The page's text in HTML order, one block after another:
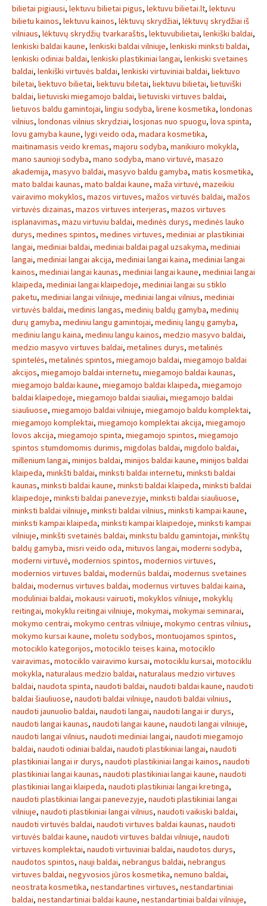
bilietai pigiausi, lektuvu bilietai pigus, lektuvu bilietai.lt, lektuvu
bilietu kainos, lektuvu kainos, lėktuvų skrydžiai, lėktuvų skrydžiai iš
vilniaus, lėktuvų skrydžių tvarkaraštis, lektuvubilietai, lenkiški baldai,
lenkiski baldai kaune, lenkiski baldai vilniuje, lenkiski minksti baldai,
lenkiski odiniai baldai, lenkiski plastikiniai langai, lenkiski svetaines
baldai, lenkiški virtuvės baldai, lenkiski virtuviniai baldai, liektuvo
biletai, liektuvo bilietai, liektuvu biletai, liektuvu bilietai, lietuviški
baldai, lietuviski miegamojo baldai, lietuviski virtuves baldai,
lietuvos baldu gamintojai, lingiu sodyba, lirene kosmetika, londonas
vilnius, londonas vilnius skrydziai, losjonas nuo spuogu, lova spinta,
lovu gamyba kaune, lygi veido oda, madara kosmetika,
maitinamasis veido kremas, majoru sodyba, manikiuro mokykla,
mano saunioji sodyba, mano sodyba, mano virtuvė, masazo
akademija, masyvo baldai, masyvo baldu gamyba, matis kosmetika,
mato baldai kaunas, mato baldai kaune, maža virtuvė, mazeikiu
vairavimo mokyklos, mazos virtuves, mažos virtuvės baldai, mažos
virtuvės dizainas, mazos virtuves interjeras, mazos virtuves
isplanavimas, mazu virtuviu baldai, medinės durys, medinės lauko
durys, medines spintos, medines virtuves, mediniai ar plastikiniai
langai, mediniai baldai, mediniai baldai pagal uzsakyma, mediniai
langai, mediniai langai akcija, mediniai langai kaina, mediniai langai
kainos, mediniai langai kaunas, mediniai langai kaune, mediniai langai
klaipeda, mediniai langai klaipedoje, mediniai langai su stiklo
paketu, mediniai langai vilniuje, mediniai langai vilnius, mediniai
virtuvės baldai, medinis langas, medinių baldų gamyba, medinių
durų gamyba, mediniu langu gamintojai, medinių langų gamyba,
mediniu langu kaina, mediniu langu kainos, medzio masyvo baldai,
medzio masyvo virtuves baldai, metalines durys, metalinės
spintelės, metalinės spintos, miegamojo baldai, miegamojo baldai
akcijos, miegamojo baldai internetu, miegamojo baldai kaunas,
miegamojo baldai kaune, miegamojo baldai klaipeda, miegamojo
baldai klaipedoje, miegamojo baldai siauliai, miegamojo baldai
siauliuose, miegamojo baldai vilniuje, miegamojo baldu komplektai,
miegamojo komplektai, miegamojo komplektai akcija, miegamojo
lovos akcija, miegamojo spinta, miegamojo spintos, miegamojo
spintos stumdomomis durimis, migdolas baldai, migdolo baldai,
millenium langai, minijos baldai, minijos baldai kaune, minijos baldai
klaipeda, minkšti baldai, minksti baldai internetu, minksti baldai
kaunas, minksti baldai kaune, minksti baldai klaipeda, minksti baldai
klaipedoje, minksti baldai panevezyje, minksti baldai siauliuose,
minksti baldai vilniuje, minksti baldai vilnius, minksti kampai kaune,
minksti kampai klaipeda, minksti kampai klaipedoje, minksti kampai
vilniuje, minkšti svetainės baldai, minkstu baldu gamintojai, minkštų
baldų gamyba, misri veido oda, mituvos langai, moderni sodyba,
moderni virtuvė, modernios spintos, modernios virtuves,
modernios virtuves baldai, modernūs baldai, modernus svetaines
baldai, modernus virtuves baldai, modernus virtuves baldai kaina,
moduliniai baldai, mokausi vairuoti, mokyklos vilniuje, mokyklų
reitingai, mokyklu reitingai vilniuje, mokymai, mokymai seminarai,
mokymo centrai, mokymo centras vilniuje, mokymo centras vilnius,
mokymo kursai kaune, moletu sodybos, montuojamos spintos,
motociklo kategorijos, motociklo teises kaina, motociklo
vairavimas, motociklo vairavimo kursai, motociklu kursai, motociklu
mokykla, naturalaus medzio baldai, naturalaus medzio virtuves
baldai, naudota spinta, naudoti baldai, naudoti baldai kaune, naudoti
baldai šiauliuose, naudoti baldai vilniuje, naudoti baldai vilnius,
naudoti jaunuolio baldai, naudoti langai, naudoti langai ir durys,
naudoti langai kaunas, naudoti langai kaune, naudoti langai vilniuje,
naudoti langai vilnius, naudoti mediniai langai, naudoti miegamojo
baldai, naudoti odiniai baldai, naudoti plastikiniai langai, naudoti
plastikiniai langai ir durys, naudoti plastikiniai langai kainos, naudoti
plastikiniai langai kaunas, naudoti plastikiniai langai kaune, naudoti
plastikiniai langai klaipeda, naudoti plastikiniai langai kretinga,
naudoti plastikiniai langai panevezyje, naudoti plastikiniai langai
vilniuje, naudoti plastikiniai langai vilnius, naudoti vaikiski baldai,
naudoti virtuvės baldai, naudoti virtuves baldai kaunas, naudoti
virtuvės baldai kaune, naudoti virtuves baldai vilniuje, naudoti
virtuves komplektai, naudoti virtuviniai baldai, naudotos durys,
naudotos spintos, nauji baldai, nebrangus baldai, nebrangus
virtuves baldai, negyvosios jūros kosmetika, nemuno baldai,
neostrata kosmetika, nestandartines virtuves, nestandartiniai
baldai, nestandartiniai baldai kaune, nestandartiniai baldai vilniuje,